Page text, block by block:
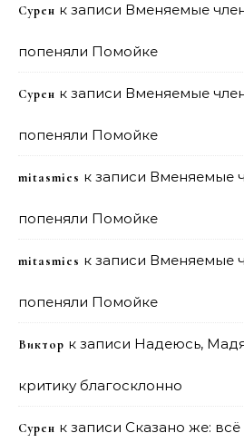
Сурен к записи Вменяемые
попеняли Помойке
Сурен к записи Вменяемые
попеняли Помойке
mitasmies к записи Вменяемые
попеняли Помойке
mitasmies к записи Вменяемые
попеняли Помойке
Виктор к записи Надеюсь,
критику благосклонно
Сурен к записи Сказано же: